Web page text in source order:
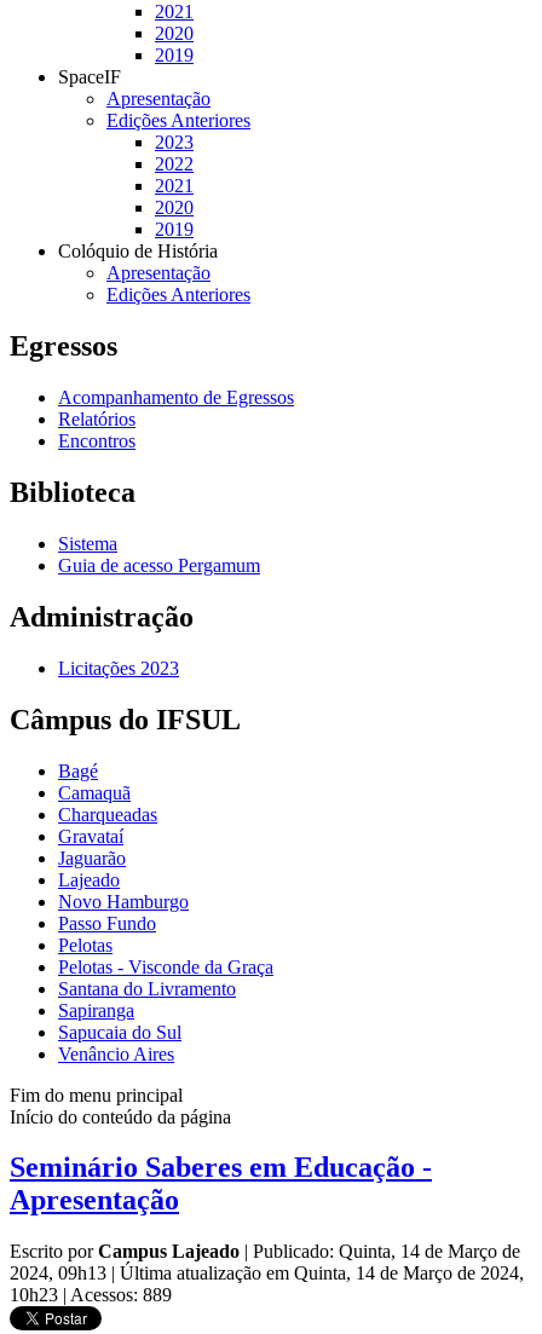
2021
2020
2019
SpaceIF
Apresentação
Edições Anteriores
2023
2022
2021
2020
2019
Colóquio de História
Apresentação
Edições Anteriores
Egressos
Acompanhamento de Egressos
Relatórios
Encontros
Biblioteca
Sistema
Guia de acesso Pergamum
Administração
Licitações 2023
Câmpus do IFSUL
Bagé
Camaquã
Charqueadas
Gravataí
Jaguarão
Lajeado
Novo Hamburgo
Passo Fundo
Pelotas
Pelotas - Visconde da Graça
Santana do Livramento
Sapiranga
Sapucaia do Sul
Venâncio Aires
Fim do menu principal
Início do conteúdo da página
Seminário Saberes em Educação -
Apresentação
Escrito porCampus Lajeado | Publicado: Quinta, 14 de Março de
2024, 09h13 | Última atualização em Quinta, 14 de Março de 2024,
10h23 | Acessos: 889